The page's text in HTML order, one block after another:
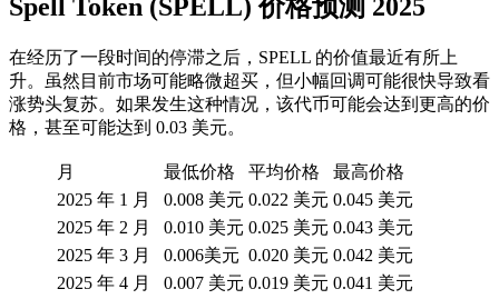
Spell Token (SPELL) 价格预测 2025
在经历了一段时间的停滞之后，SPELL 的价值最近有所上
升。虽然目前市场可能略微超买，但小幅回调可能很快导致看
涨势头复苏。如果发生这种情况，该代币可能会达到更高的价
格，甚至可能达到 0.03 美元。
月 最低价格 平均价格
最高价格
2025 年 1 月
0.008 美元 0.022 美元 0.045 美元
2025 年 2 月
0.010 美元 0.025 美元 0.043 美元
2025 年 3 月
0.006美元 0.020 美元 0.042 美元
2025 年 4 月
0.007 美元 0.019 美元 0.041 美元